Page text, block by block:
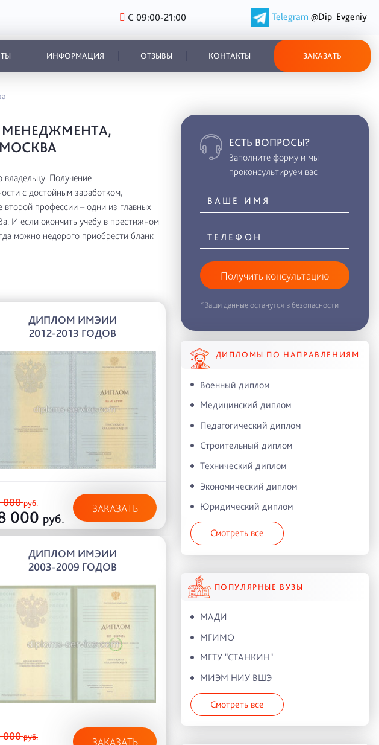
С 09:00-21:00 Telegram @Dip_Evgeniy
ИНФОРМАЦИЯ ОТЗЫВЫ КОНТАКТЫ ЗАКАЗАТЬ
Получение
с достойным заработком,
второй профессии – одни из главных
И если окончить учебу в престижном
можно недорого приобрести бланк
ДИПЛОМ ИМЭИИ
2012-2013 ГОДОВ
000руб.
000 руб.
ЗАКАЗАТЬ
ДИПЛОМ ИМЭИИ
2003-2009 ГОДОВ
000руб. ЗАКАЗАТЬ
ЕСТЬ ВОПРОСЫ?
Заполните форму и мы
проконсультируем вас
Получить консультацию
*Ваши данные останутся в безопасности
ДИПЛОМЫ ПО НАПРАВЛЕНИЯМ
Военный диплом
Медицинский диплом
Педагогический диплом
Строительный диплом
Технический диплом
Экономический диплом
Юридический диплом
Смотреть все
ПОПУЛЯРНЫЕ ВУЗЫ
МАДИ
МГИМО
МГТУ "СТАНКИН"
МИЭМ НИУ ВШЭ
Смотреть все